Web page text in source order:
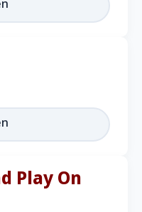
Play On